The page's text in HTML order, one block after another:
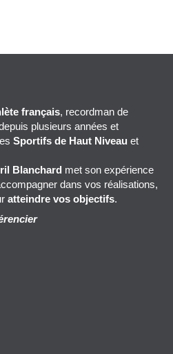
français, recordman de
plusieurs années et
Sportifs de Haut Niveau et
Blanchard met son expérience
dans vos réalisations,
atteindre vos objectifs.